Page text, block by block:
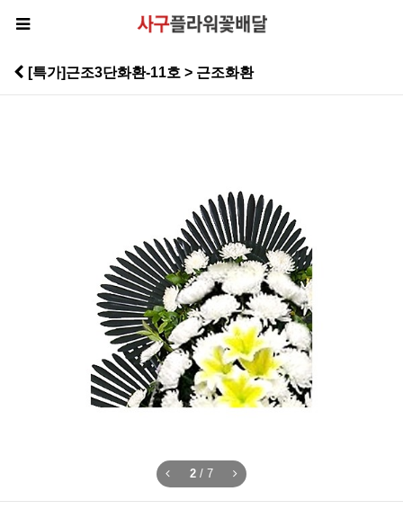
[특가]근조3단화환-11호 > 근조화환
2 / 7